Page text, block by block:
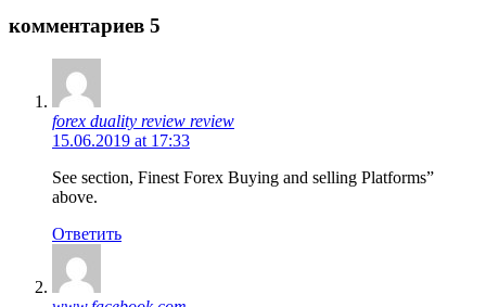
комментариев 5
forex duality review review
15.06.2019 at 17:33
See section, Finest Forex Buying and selling Platforms”
above.
Ответить